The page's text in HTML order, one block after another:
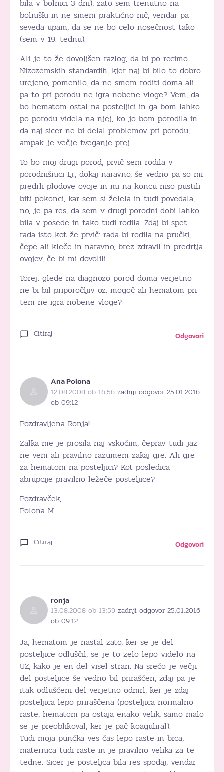
bila v bolnici 3 dni), zato sem trenutno na
bolniški in ne smem praktično nič, vendar pa
seveda upam, da se ne bo celo nosečnost tako
(sem v 19. tednu).
Ali je to že dovoljšen razlog, da bi po recimo
Nizozemskih standardih, kjer naj bi bilo to dobro
urejeno, pomenilo, da ne smem roditi doma ali
pa to pri porodu ne igra nobene vloge? Vem, da
bo hematom ostal na posteljici in ga bom lahko
po porodu videla na njej, ko jo bom porodila in
da naj sicer ne bi delal problemov pri porodu,
ampak je večje tveganje prej.
To bo moj drugi porod, prvič sem rodila v
porodnišnici Lj., dokaj naravno, še vedno pa so mi
predrli plodove ovoje in mi na koncu niso pustili
biti pokonci, kar sem si želela in tudi povedala,…
no, je pa res, da sem v drugi porodni dobi lahko
bila v posede in tako tudi rodila. Zdaj bi spet
rada isto kot že prvič: rada bi rodila na pručki,
čepe ali kleče in naravno, brez zdravil in predrtja
ovojev, če bi mi dovolili.
Torej: glede na diagnozo porod doma verjetno
ne bi bil priporočljiv oz. mogoč ali hematom pri
tem ne igra nobene vloge?
Citiraj Odgovori
Ana Polona
12.08.2008 ob 16:56 zadnji odgovor 25.01.2016
ob 09:12
Pozdravljena Ronja!
Zalka me je prosila naj vskočim, čeprav tudi jaz
ne vem ali pravilno razumem zakaj gre. Ali gre
za hematom na posteljici? Kot posledica
abrupcije pravilno ležeče posteljice?
Pozdravček,
Polona M.
Citiraj Odgovori
ronja
13.08.2008 ob 13:59 zadnji odgovor 25.01.2016
ob 09:12
Ja, hematom je nastal zato, ker se je del
posteljice odluščil, se je to zelo lepo videlo na
UZ, kako je en del visel stran. Na srečo je večji
del posteljice še vedno bil priraščen, zdaj pa je
itak odluščeni del verjetno odmrl, ker je zdaj
posteljica lepo priraščena (posteljica normalno
raste, hematom pa ostaja enako velik, samo malo
se je preoblikoval, ker je pač koaguliral).
Tudi moja punčka ves čas lepo raste in brca,
maternica tudi raste in je pravilno velika za te
tedne. Sicer je posteljca bila res spodaj, vendar